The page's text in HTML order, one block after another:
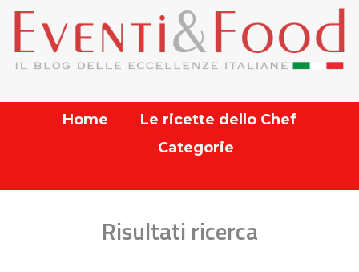
Home
Le ricette dello Chef
Categorie
Risultati ricerca